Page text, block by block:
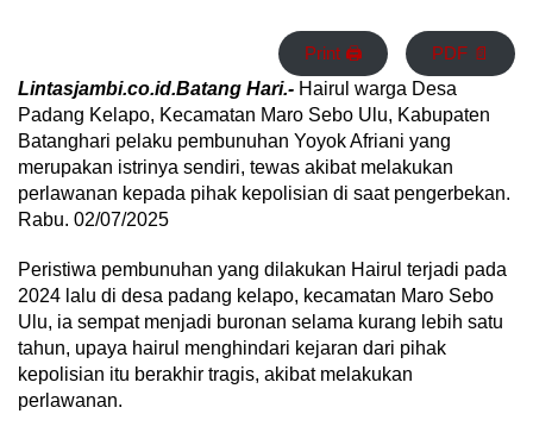
Print 🖨 PDF 📄
Lintasjambi.co.id.Batang Hari.- Hairul warga Desa
Padang Kelapo, Kecamatan Maro Sebo Ulu, Kabupaten
Batanghari pelaku pembunuhan Yoyok Afriani yang
merupakan istrinya sendiri, tewas akibat melakukan
perlawanan kepada pihak kepolisian di saat pengerbekan.
Rabu. 02/07/2025
Peristiwa pembunuhan yang dilakukan Hairul terjadi pada
2024 lalu di desa padang kelapo, kecamatan Maro Sebo
Ulu, ia sempat menjadi buronan selama kurang lebih satu
tahun, upaya hairul menghindari kejaran dari pihak
kepolisian itu berakhir tragis, akibat melakukan
perlawanan.